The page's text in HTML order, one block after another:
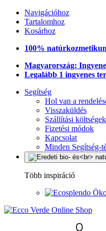
Navigációhoz
Tartalomhoz
Kosárhoz
100%
Magyarország:
Legalább 1 ingyenes
Segítség
Hol van a
Visszaküldés
Szállítási költségek
Fizetési módok
Kapcsolat
Minden Segítség-
Több inspiráció